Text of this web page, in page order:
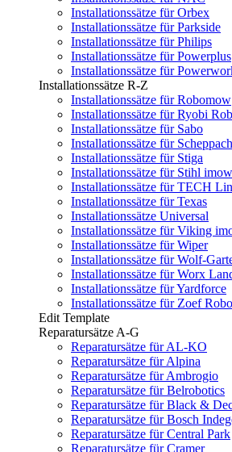
Installationssätze für Orbex
Installationssätze für Parkside
Installationssätze für Philips
Installationssätze für Powerplus
Installationssätze für
Installationssätze R-Z
Installationssätze für Robomow
Installationssätze für Ryobi
Installationssätze für Sabo
Installationssätze für Scheppach
Installationssätze für Stiga
Installationssätze für Stihl imow
Installationssätze für TECH
Installationssätze für Texas
Installationssätze Universal
Installationssätze für Viking
Installationssätze für Wiper
Installationssätze für Wolf-
Installationssätze für Worx
Installationssätze für Yardforce
Installationssätze für Zoef
Edit Template
Reparatursätze A-G
Reparatursätze für AL-KO
Reparatursätze für Alpina
Reparatursätze für Ambrogio
Reparatursätze für Belrobotics
Reparatursätze für Black &
Reparatursätze für Bosch
Reparatursätze für Central Park
Reparatursätze für Cramer